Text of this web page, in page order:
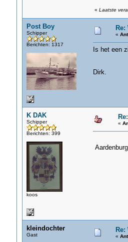
« Laatste
Post Boy
Schipper
Berichten: 1317
Re:
«
Is het een
Dirk.
K DAK
Schipper
Berichten: 399
koos
«
kleindochter
Gast
Re:
«